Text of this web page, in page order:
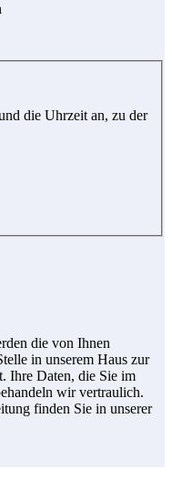
die Uhrzeit an, zu der
die von Ihnen
in unserem Haus zur
Ihre Daten, die Sie im
wir vertraulich.
finden Sie in unserer